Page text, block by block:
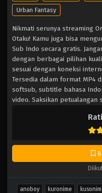
Urban Fantasy
Nikmati serunya streaming
Otaku! Kamu juga bisa
Sub Indo secara gratis.
dengan berbagai pilihan
sesuai dengan koneksi
Tersedia dalam format MP4
softsub, subtitle bahasa
video. Saksikan petualangan
anoboy kuronime